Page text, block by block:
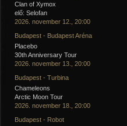
Clan of Xymox
elő: Selofan
2026. november 12., 20:00
Budapest - Budapest Aréna
Placebo
30th Anniversary Tour
2026. november 13., 20:00
Budapest - Turbina
Chameleons
Arctic Moon Tour
2026. november 18., 20:00
Budapest - Robot